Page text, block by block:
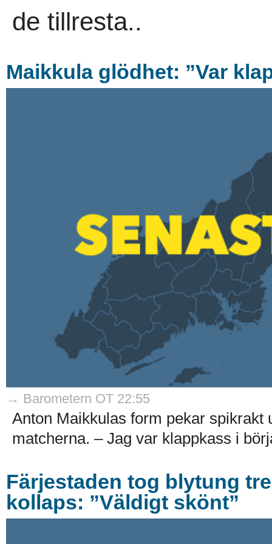
de tillresta..
Maikkula glödhet: ”Var
→ Barometern OT 22:55
Anton Maikkulas form pekar spikrakt
matcherna. – Jag var klappkass i
Färjestaden tog blytung
kollaps: ”Väldigt skönt”